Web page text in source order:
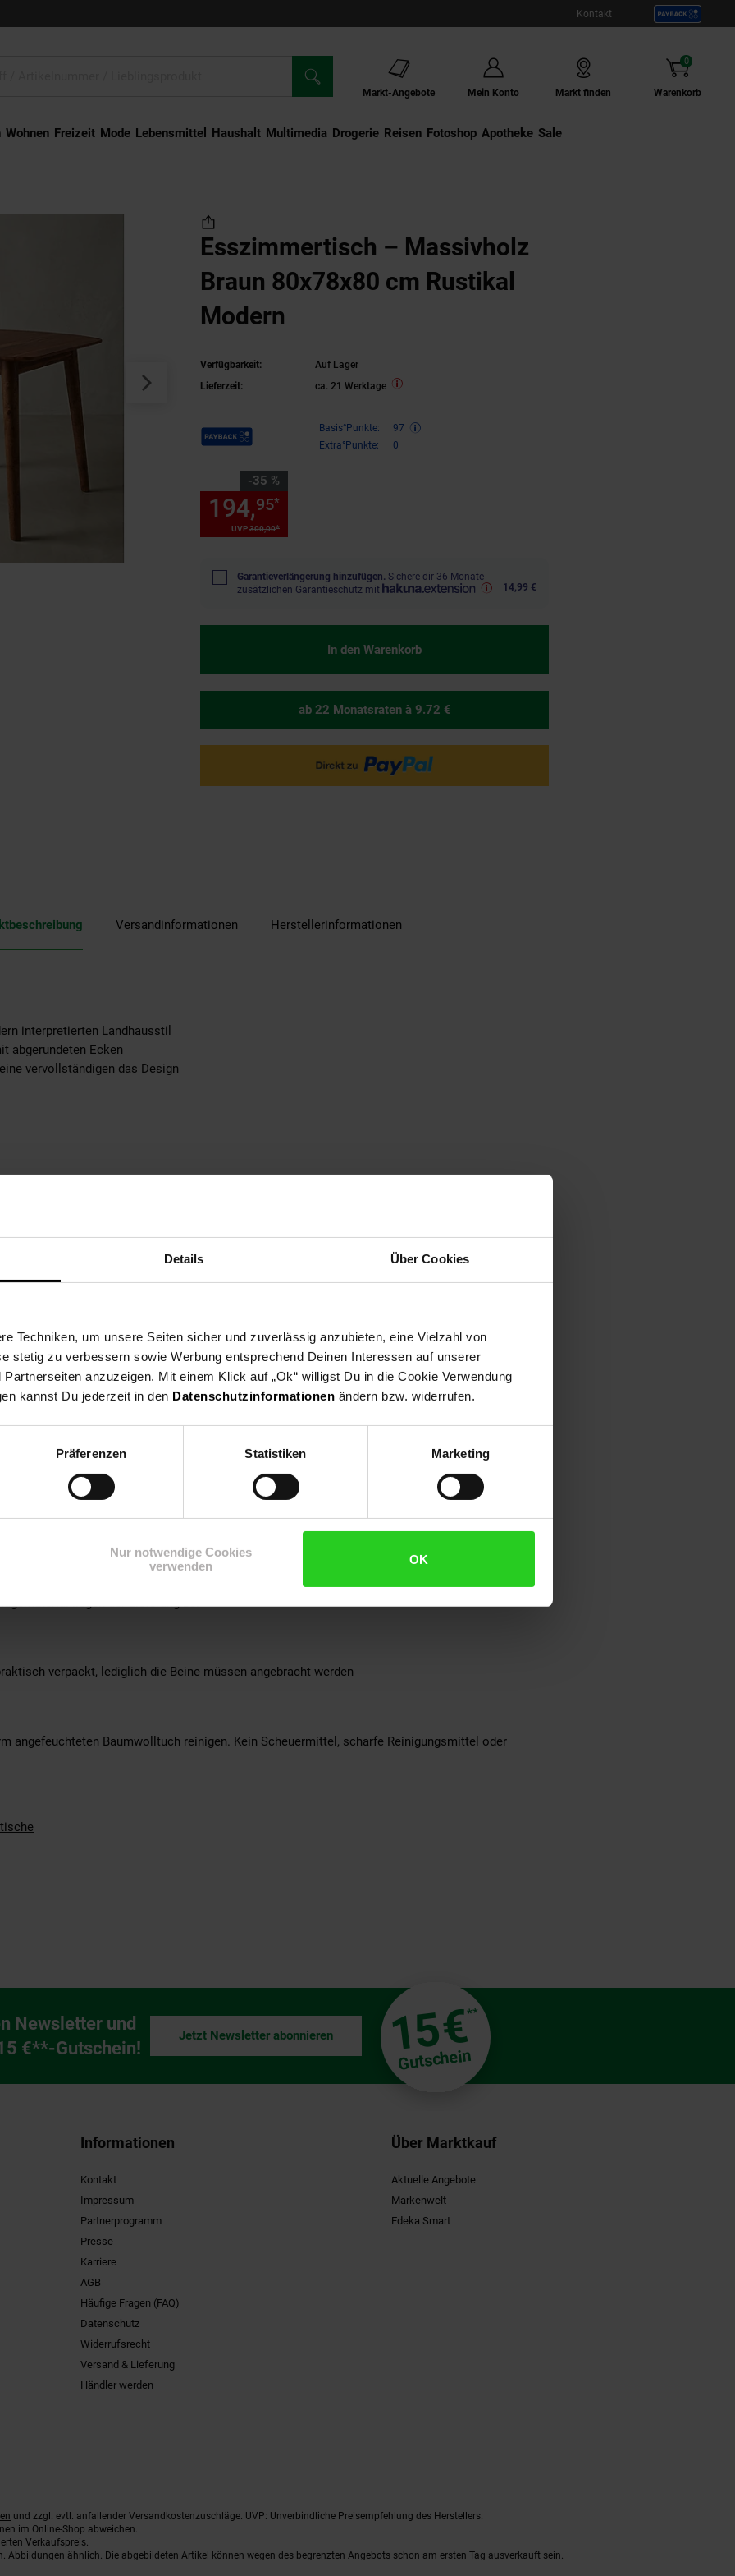
Details Über Cookies
Techniken, um unsere Seiten sicher und zuverlässig anzubieten, eine Vielzahl von
stetig zu verbessern sowie Werbung entsprechend Deinen Interessen auf unserer
anzuzeigen. Mit einem Klick auf „Ok“ willigst Du in die Cookie Verwendung
kannst Du jederzeit in den Datenschutzinformationen ändern bzw. widerrufen.
Präferenzen Statistiken Marketing
Nur notwendige Cookies
verwenden
OK
Kontakt
Markt-Angebote Mein Konto Markt finden Warenkorb
0
Artikel
Wohnen Freizeit Mode Lebensmittel Haushalt Multimedia Drogerie Externer Link:
Reisen Externer Link:
Fotoshop Externer Link:
Apotheke Sale
Esszimmertisch – Massivholz
Braun 80x78x80 cm Rustikal
Modern
Verfügbarkeit:
Auf Lager
Lieferzeit:
ca. 21 Werktage
Payback Punkte Basis°Punkte:
97
Extra°Punkte:
0
-35 %
Sie Sparen 35 Prozent,
UVP300,00*
194,95*
Garantieverlängerung hinzufügen. Sichere dir 36 Monate
zusätzlichen Garantieschutz mit
14,99 €
In den Warenkorb
ab 22 Monatsraten à 9.72 €
Versandinformationen Herstellerinformationen
interpretierten Landhausstil
abgerundeten Ecken
vervollständigen das Design
ca. 49 cm
Sie im Maßbild
der Tisch ideal für kleinere Esszimmer geeignet
Handarbeit gefertigt und wird so zu einem absoluten Unikat
der Oberflächen
für sicheren Stand und schützen Tisch & Boden vor Kratzern
liegen der Lieferung bei
verpackt, lediglich die Beine müssen angebracht werden
angefeuchteten Baumwolltuch reinigen. Kein Scheuermittel, scharfe Reinigungsmittel oder
Newsletter und
€**-Gutschein!
15€**
Gutschein
Jetzt Newsletter abonnieren
Informationen
Kontakt
Impressum
Partnerprogramm
Presse
Karriere
AGB
Häufige Fragen (FAQ)
Datenschutz
Widerrufsrecht
Versand & Lieferung
Händler werden
Über Marktkauf
Aktuelle Angebote
Markenwelt
Edeka Smart
und zzgl. evtl. anfallender Versandkostenzuschläge. UVP: Unverbindliche Preisempfehlung des Herstellers.
im Online-Shop abweichen.
Verkaufspreis.
ähnlich. Die abgebildeten Artikel können wegen des begrenzten Angebots schon am ersten Tag ausverkauft sein.